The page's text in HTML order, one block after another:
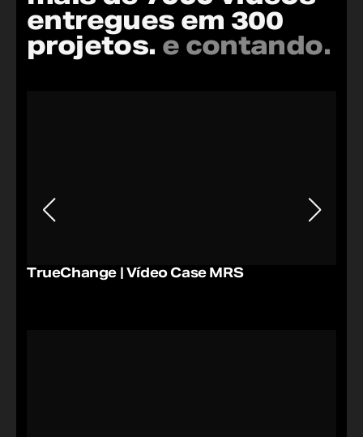
entregues em 300
projetos. e contando.
TrueChange | Vídeo Case MRS